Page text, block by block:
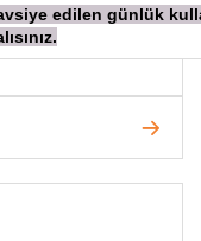
edilen günlük